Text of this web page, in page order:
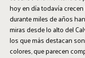
hoy en día todavía
durante miles de años
miras desde lo alto del
los que más destacan
colores, que parecen